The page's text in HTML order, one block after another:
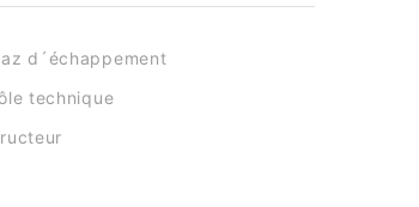
d´échappement
technique